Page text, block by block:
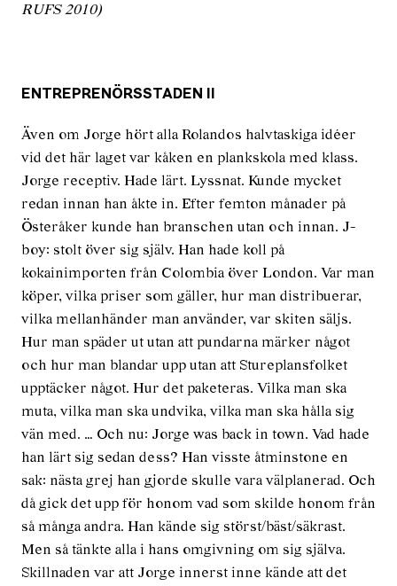
RUFS 2010)
ENTREPRENÖRSSTADEN II
Även om Jorge hört alla Rolandos halvtaskiga idéer
vid det här laget var kåken en plankskola med klass.
Jorge receptiv. Hade lärt. Lyssnat. Kunde mycket
redan innan han åkte in. Efter femton månader på
Österåker kunde han branschen utan och innan. J-
boy: stolt över sig själv. Han hade koll på
kokainimporten från Colombia över London. Var man
köper, vilka priser som gäller, hur man distribuerar,
vilka mellanhänder man använder, var skiten säljs.
Hur man späder ut utan att pundarna märker något
och hur man blandar upp utan att Stureplansfolket
upptäcker något. Hur det paketeras. Vilka man ska
muta, vilka man ska undvika, vilka man ska hålla sig
vän med. … Och nu: Jorge was back in town. Vad hade
han lärt sig sedan dess? Han visste åtminstone en
sak: nästa grej han gjorde skulle vara välplanerad. Och
då gick det upp för honom vad som skilde honom från
så många andra. Han kände sig störst/bäst/säkrast.
Men så tänkte alla i hans omgivning om sig själva.
Skillnaden var att Jorge innerst inne kände att det